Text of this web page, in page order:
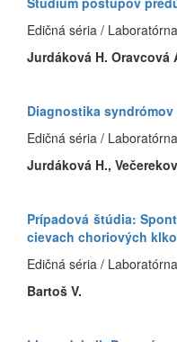
Edičná séria /
Jurdáková H. Oravcová
Diagnostika
Edičná séria /
Jurdáková H.,
Prípadová štúdia:
cievach choriových
Edičná séria /
Bartoš V.